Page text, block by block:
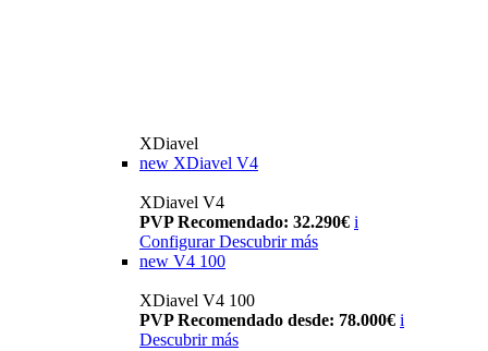
XDiavel
new XDiavel V4
XDiavel V4
PVP Recomendado: 32.290€ i
Configurar Descubrir más
new V4 100
XDiavel V4 100
PVP Recomendado desde: 78.000€ i
Descubrir más